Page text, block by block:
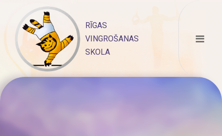
content
RĪGAS
VINGROŠANAS
SKOLA